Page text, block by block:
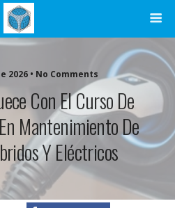
2026 • No Comments
Con El Curso De
Mantenimiento De
Y Eléctricos